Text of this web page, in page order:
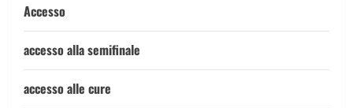
Accesso
accesso alla semifinale
accesso alle cure